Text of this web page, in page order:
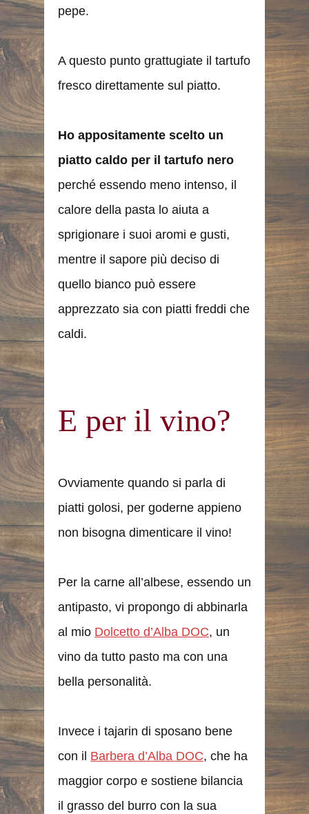
pepe.
A questo punto grattugiate il tartufo
fresco direttamente sul piatto.
Ho appositamente scelto un
piatto caldo per il tartufo nero
perché essendo meno intenso, il
calore della pasta lo aiuta a
sprigionare i suoi aromi e gusti,
mentre il sapore più deciso di
quello bianco può essere
apprezzato sia con piatti freddi che
caldi.
E per il vino?
Ovviamente quando si parla di
piatti golosi, per goderne appieno
non bisogna dimenticare il vino!
Per la carne all’albese, essendo un
antipasto, vi propongo di abbinarla
al mio Dolcetto d’Alba DOC, un
vino da tutto pasto ma con una
bella personalità.
Invece i tajarin di sposano bene
con il Barbera d’Alba DOC, che ha
maggior corpo e sostiene bilancia
il grasso del burro con la sua